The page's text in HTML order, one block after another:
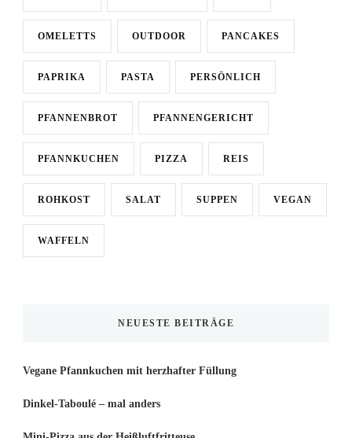
OMELETTS OUTDOOR PANCAKES
PAPRIKA PASTA PERSÖNLICH
PFANNENBROT PFANNENGERICHT
PFANNKUCHEN PIZZA REIS
ROHKOST SALAT SUPPEN VEGAN
WAFFELN
NEUESTE BEITRÄGE
Vegane Pfannkuchen mit herzhafter Füllung
Dinkel-Taboulé – mal anders